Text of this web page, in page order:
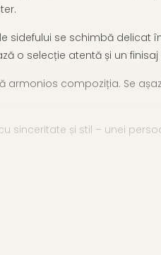
se schimbă delicat
o selecție atentă și un finisaj
armonios compoziția. Se
sinceritate și stil – unei